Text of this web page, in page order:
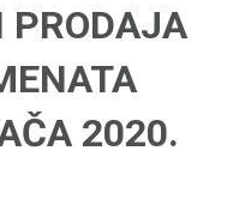
PRODAJA
2020.